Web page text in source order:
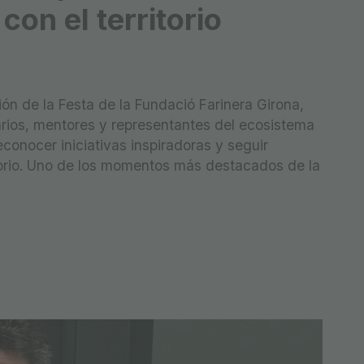
el territorio
de la Festa de la Fundació Farinera Girona,
mentores y representantes del ecosistema
iniciativas inspiradoras y seguir
Uno de los momentos más destacados de la